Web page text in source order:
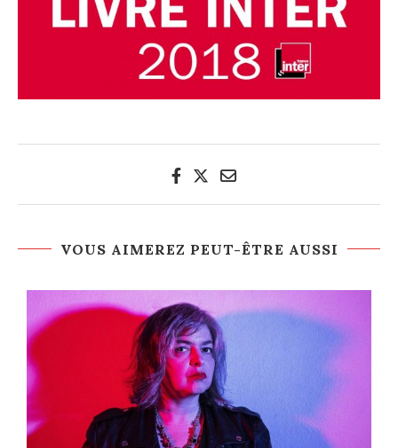
VOUS AIMEREZ PEUT-ÊTRE AUSSI